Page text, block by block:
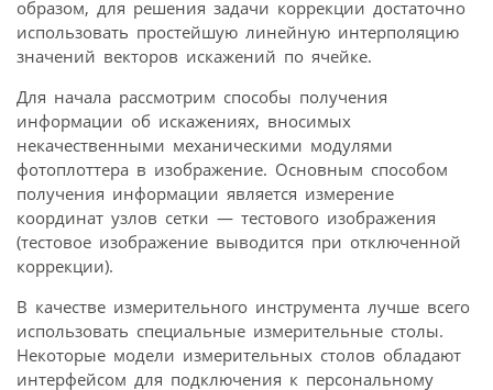
образом, для решения задачи коррекции достаточно
использовать простейшую линейную интерполяцию
значений векторов искажений по ячейке.
Для начала рассмотрим способы получения
информации об искажениях, вносимых
некачественными механическими модулями
фотоплоттера в изображение. Основным способом
получения информации является измерение
координат узлов сетки — тестового изображения
(тестовое изображение выводится при отключенной
коррекции).
В качестве измерительного инструмента лучше всего
использовать специальные измерительные столы.
Некоторые модели измерительных столов обладают
интерфейсом для подключения к персональному